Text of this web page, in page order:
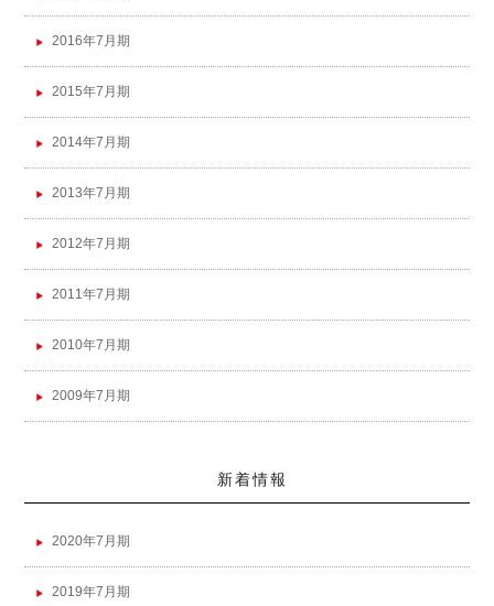
2016年7月期
2015年7月期
2014年7月期
2013年7月期
2012年7月期
2011年7月期
2010年7月期
2009年7月期
新着情報
2020年7月期
2019年7月期